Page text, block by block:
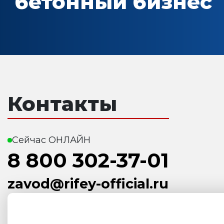
Контакты
Сейчас ОНЛАЙН
8 800 302-37-01
zavod@rifey-official.ru